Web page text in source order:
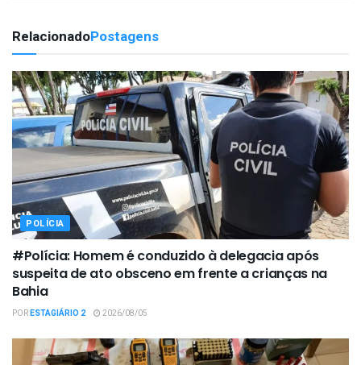
RelacionadoPostagens
POLÍCIA
#Polícia: Homem é conduzido à delegacia após
suspeita de ato obsceno em frente a crianças na
Bahia
PORESTAGIÁRIO 2 2026/08/05